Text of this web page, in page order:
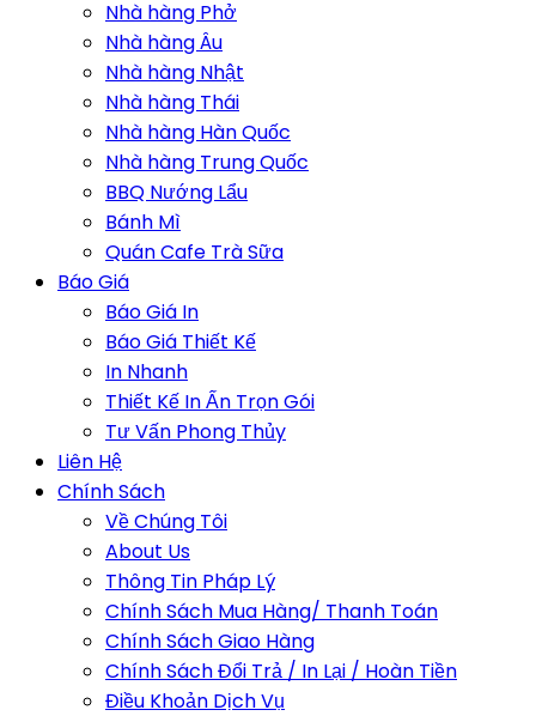
Nhà hàng Phở
Nhà hàng Âu
Nhà hàng Nhật
Nhà hàng Thái
Nhà hàng Hàn Quốc
Nhà hàng Trung Quốc
BBQ Nướng Lẩu
Bánh Mì
Quán Cafe Trà Sữa
Báo Giá
Báo Giá In
Báo Giá Thiết Kế
In Nhanh
Thiết Kế In Ấn Trọn Gói
Tư Vấn Phong Thủy
Liên Hệ
Chính Sách
Về Chúng Tôi
About Us
Thông Tin Pháp Lý
Chính Sách Mua Hàng/ Thanh Toán
Chính Sách Giao Hàng
Chính Sách Đổi Trả / In Lại / Hoàn Tiền
Điều Khoản Dịch Vụ